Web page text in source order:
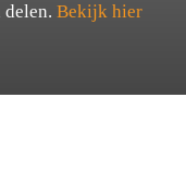
delen. Bekijk hier